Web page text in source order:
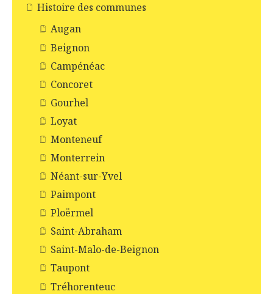
Histoire des communes
Augan
Beignon
Campénéac
Concoret
Gourhel
Loyat
Monteneuf
Monterrein
Néant-sur-Yvel
Paimpont
Ploërmel
Saint-Abraham
Saint-Malo-de-Beignon
Taupont
Tréhorenteuc